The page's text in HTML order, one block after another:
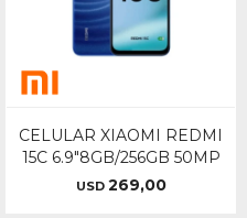
CELULAR XIAOMI REDMI
15C 6.9"8GB/256GB 50MP
USD 269,00